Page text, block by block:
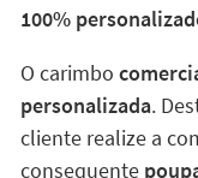
precisão
. A
processo de
precisão. Desta
já